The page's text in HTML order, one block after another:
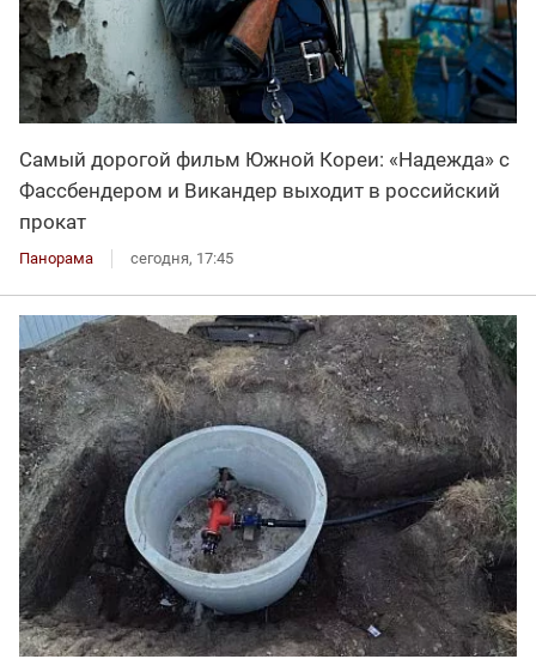
Самый дорогой фильм Южной Кореи: «Надежда» с
Фассбендером и Викандер выходит в российский
прокат
Панорама сегодня, 17:45